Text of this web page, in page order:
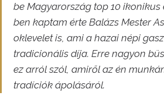
be Magyarország top 10 ikonikus
ben kaptam érte Balázs Mester
oklevelet is, ami a hazai népi
tradicionális díja. Erre nagyon
ez arról szól, amiről az én
tradíciók ápolásáról.